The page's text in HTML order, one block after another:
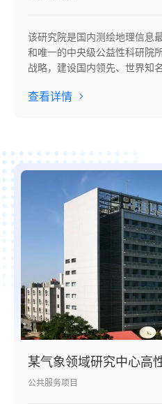
该研究院是国内测绘地理信息
和唯一的中央级公益性科研院
战略，建设国内领先、世界知
查看详情
某气象领域研究中心高
公共服务项目